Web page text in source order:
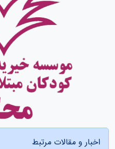
اخبار و مقالات مرتبط